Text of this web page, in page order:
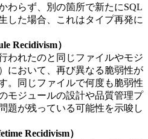
わらず、別の箇所で新たにSQL
した場合、これはタイプ再発に
Recidivism）
われたのと同じファイルやモジ
において、再び異なる脆弱性が
。同じファイルで何度も脆弱性
モジュールの設計や品質管理プ
題が残っている可能性を示唆し
Recidivism）